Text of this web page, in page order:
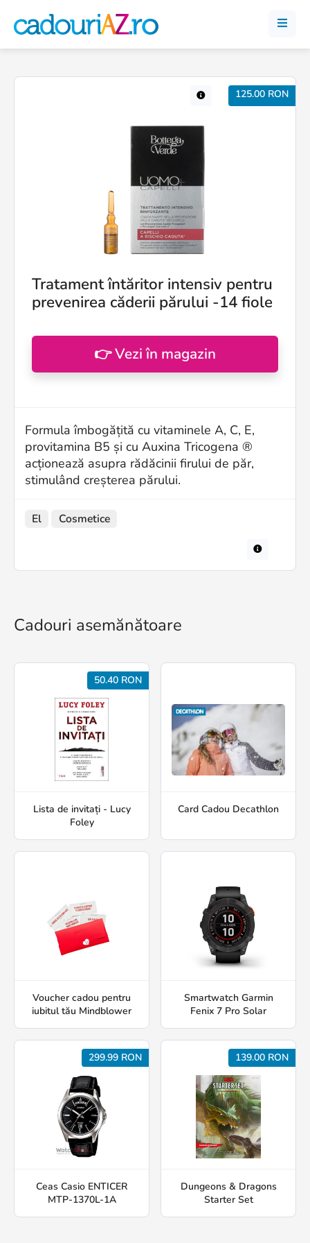
125.00 RON
Tratament întăritor intensiv pentru
prevenirea căderii părului -14 fiole
👉 Vezi în magazin
Formula îmbogățită cu vitaminele A, C, E,
provitamina B5 și cu Auxina Tricogena ®
acționează asupra rădăcinii firului de păr,
stimulând creșterea părului.
El Cosmetice
Cadouri asemănătoare
50.40 RON
Lista de invitați - Lucy
Foley
Card Cadou Decathlon
Voucher cadou pentru
iubitul tău Mindblower
Smartwatch Garmin
Fenix 7 Pro Solar
299.99 RON
Ceas Casio ENTICER
MTP-1370L-1A
139.00 RON
Dungeons & Dragons
Starter Set